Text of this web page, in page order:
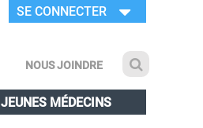
SE CONNECTER
NOUS JOINDRE
JEUNES MÉDECINS